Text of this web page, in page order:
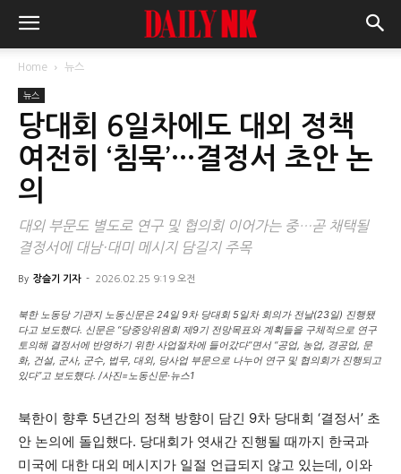
Home 뉴스
뉴스
당대회 6일차에도 대외 정책
여전히 ‘침묵’…결정서 초안 논
의
대외 부문도 별도로 연구 및 협의회 이어가는 중…곧 채택될
결정서에 대남·대미 메시지 담길지 주목
By 장슬기 기자 - 2026.02.25 9:19 오전
북한 노동당 기관지 노동신문은 24일 9차 당대회 5일차 회의가 전날(23일) 진행됐
다고 보도했다. 신문은 “당중앙위원회 제9기 전망목표와 계획들을 구체적으로 연구
토의해 결정서에 반영하기 위한 사업절차에 들어갔다”면서 “공업, 농업, 경공업, 문
화, 건설, 군사, 군수, 법무, 대외, 당사업 부문으로 나누어 연구 및 협의회가 진행되고
있다”고 보도했다. /사진=노동신문·뉴스1
북한이 향후 5년간의 정책 방향이 담긴 9차 당대회 ‘결정서’ 초
안 논의에 돌입했다. 당대회가 엿새간 진행될 때까지 한국과
미국에 대한 대외 메시지가 일절 언급되지 않고 있는데, 이와